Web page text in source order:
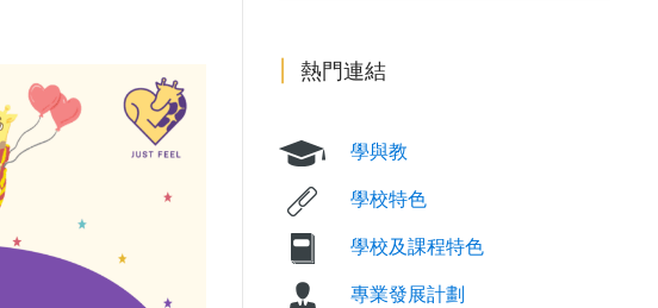
熱門連結
學與教
學校特色
學校及課程特色
專業發展計劃